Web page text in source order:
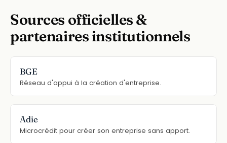
Sources officielles &
partenaires institutionnels
BGE
Réseau d'appui à la création d'entreprise.
Adie
Microcrédit pour créer son entreprise sans apport.